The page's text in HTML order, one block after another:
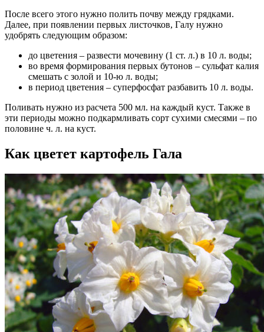
После всего этого нужно полить почву между грядками.
Далее, при появлении первых листочков, Галу нужно
удобрять следующим образом:
до цветения – развести мочевину (1 ст. л.) в 10 л. воды;
во время формирования первых бутонов – сульфат калия
смешать с золой и 10-ю л. воды;
в период цветения – суперфосфат разбавить 10 л. воды.
Поливать нужно из расчета 500 мл. на каждый куст. Также в
эти периоды можно подкармливать сорт сухими смесями – по
половине ч. л. на куст.
Как цветет картофель Гала